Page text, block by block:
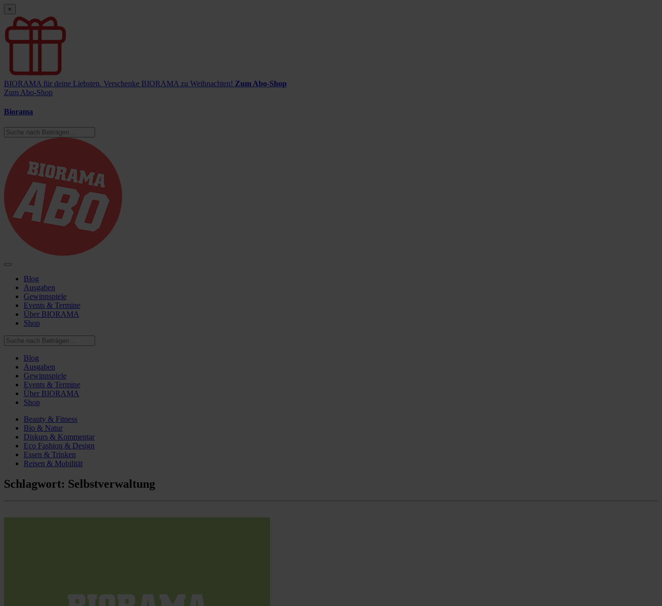
×
BIORAMA für deine Liebsten. Verschenke BIORAMA zu Weihnachten! Zum Abo-Shop
Zum Abo-Shop
Biorama
Blog
Ausgaben
Gewinnspiele
Events & Termine
Über BIORAMA
Shop
Blog
Ausgaben
Gewinnspiele
Events & Termine
Über BIORAMA
Shop
Beauty & Fitness
Bio & Natur
Diskurs & Kommentar
Eco Fashion & Design
Essen & Trinken
Reisen & Mobilität
Schlagwort: Selbstverwaltung